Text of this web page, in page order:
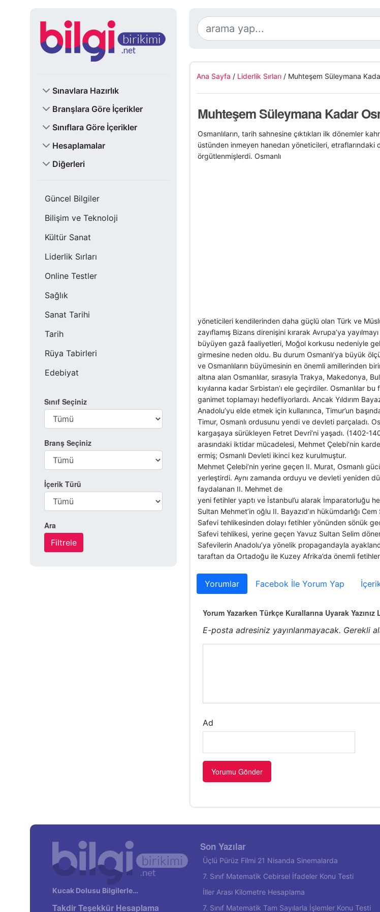
Sınavlara Hazırlık
Branşlara Göre İçerikler
Sınıflara Göre İçerikler
Hesaplamalar
Diğerleri
Güncel Bilgiler
Bilişim ve Teknoloji
Kültür Sanat
Liderlik Sırları
Online Testler
Sağlık
Sanat Tarihi
Tarih
Rüya Tabirleri
Edebiyat
Sınıf Seçiniz
Branş Seçiniz
İçerik Türü
Ara
Ana Sayfa / Liderlik Sırları/ Muhteşem Süleymana Kadar
Muhteşem Süleymana Kadar
Osmanlıların, tarih sahnesine çıktıkları ilk dönemler
üstünden inmeyen hanedan yöneticileri, etraflarındaki
örgütlenmişlerdi. Osmanlı
yöneticileri kendilerinden daha güçlü olan Türk ve
zayıflamış Bizans direnişini kırarak Avrupa’ya
büyüyen gazâ faaliyetleri, Moğol korkusu nedeniyle
girmesine neden oldu. Bu durum Osmanlı’ya büyük
ve Osmanlıların büyümesinin en önemli amillerinden
altına alan Osmanlılar, sırasıyla Trakya, Makedonya,
kıyılarına kadar Sırbistan’ı ele geçirdiler. Osmanlılar
ganimet toplamayı hedefliyorlardı. Ancak Yıldırım
Anadolu’yu elde etmek için kullanınca, Timur’un
Timur, Osmanlı ordusunu yendi ve devleti parçaladı.
kargaşaya sürükleyen Fetret Devri’ni yaşadı. (1402-
arasındaki iktidar mücadelesi, Mehmet Çelebi’nin
ermiş; Osmanlı Devleti ikinci kez kurulmuştur.
Mehmet Çelebi’nin yerine geçen II. Murat, Osmanlı
yerleştirdi. Aynı zamanda orduyu ve devleti yeniden
faydalanan II. Mehmet de
yeni fetihler yaptı ve İstanbul’u alarak İmparatorluğu
Sultan Mehmet’in oğlu II. Bayazıd’ın hükümdarlığı
Safevi tehlikesinden dolayı fetihler yönünden sönük
Safevi tehlikesi, yerine geçen Yavuz Sultan Selim
Safevilerin Anadolu’ya yönelik propagandayla
taraftan da Ortadoğu ile Kuzey Afrika’da önemli
Yorumlar Facebok İle Yorum Yap
Yorum Yazarken Türkçe Kurallarına Uyarak Yazınız
E-posta adresiniz yayınlanmayacak. Gerekli
Ad
Kucak Dolusu Bilgilerle…
Takdir Teşekkür Hesaplama
Son Yazılar
Üçlü Pürüz Filmi 21 Nisanda Sinemalarda
7. Sınıf Matematik Cebirsel İfadeler Konu Testi
İller Arası Kilometre Hesaplama
7. Sınıf Matematik Tam Sayılarla İşlemler Konu Testi